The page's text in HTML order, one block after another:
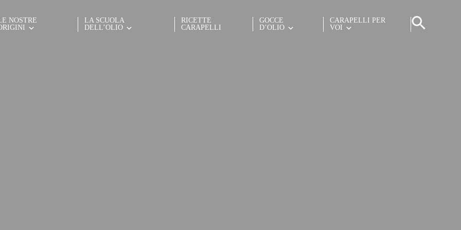
NOSTRE
LA SCUOLA
DELL’OLIO
RICETTE
CARAPELLI
GOCCE
D’OLIO
CARAPELLI PER
VOI